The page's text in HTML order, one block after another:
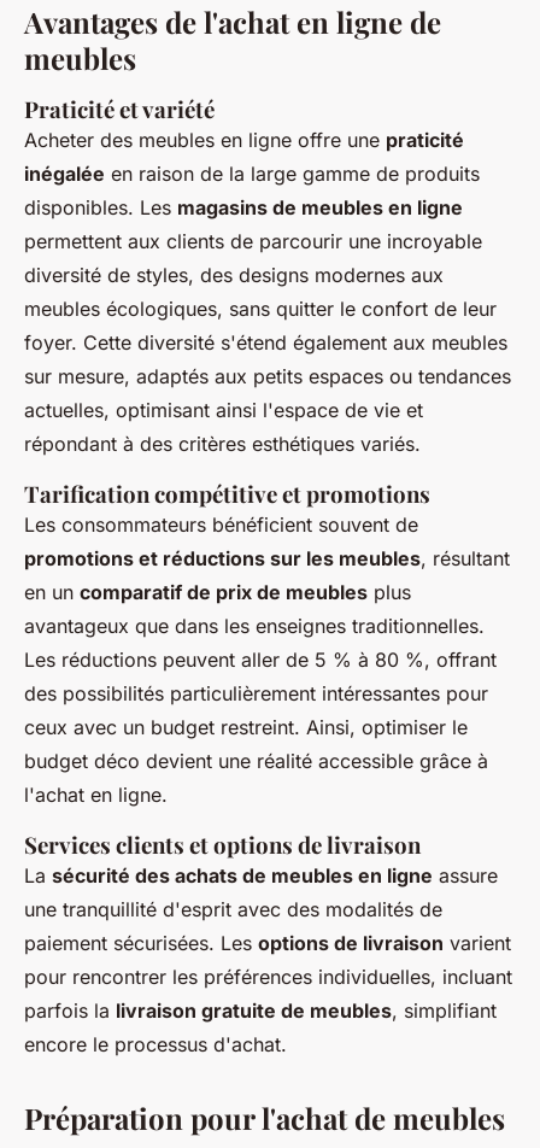
Avantages de l'achat en ligne de
meubles
Praticité et variété
Acheter des meubles en ligne offre une praticité
inégalée en raison de la large gamme de produits
disponibles. Les magasins de meubles en ligne
permettent aux clients de parcourir une incroyable
diversité de styles, des designs modernes aux
meubles écologiques, sans quitter le confort de leur
foyer. Cette diversité s'étend également aux meubles
sur mesure, adaptés aux petits espaces ou tendances
actuelles, optimisant ainsi l'espace de vie et
répondant à des critères esthétiques variés.
Tarification compétitive et promotions
Les consommateurs bénéficient souvent de
promotions et réductions sur les meubles, résultant
en un comparatif de prix de meubles plus
avantageux que dans les enseignes traditionnelles.
Les réductions peuvent aller de 5 % à 80 %, offrant
des possibilités particulièrement intéressantes pour
ceux avec un budget restreint. Ainsi, optimiser le
budget déco devient une réalité accessible grâce à
l'achat en ligne.
Services clients et options de livraison
La sécurité des achats de meubles en ligne assure
une tranquillité d'esprit avec des modalités de
paiement sécurisées. Les options de livraison varient
pour rencontrer les préférences individuelles, incluant
parfois la livraison gratuite de meubles, simplifiant
encore le processus d'achat.
Préparation pour l'achat de meubles